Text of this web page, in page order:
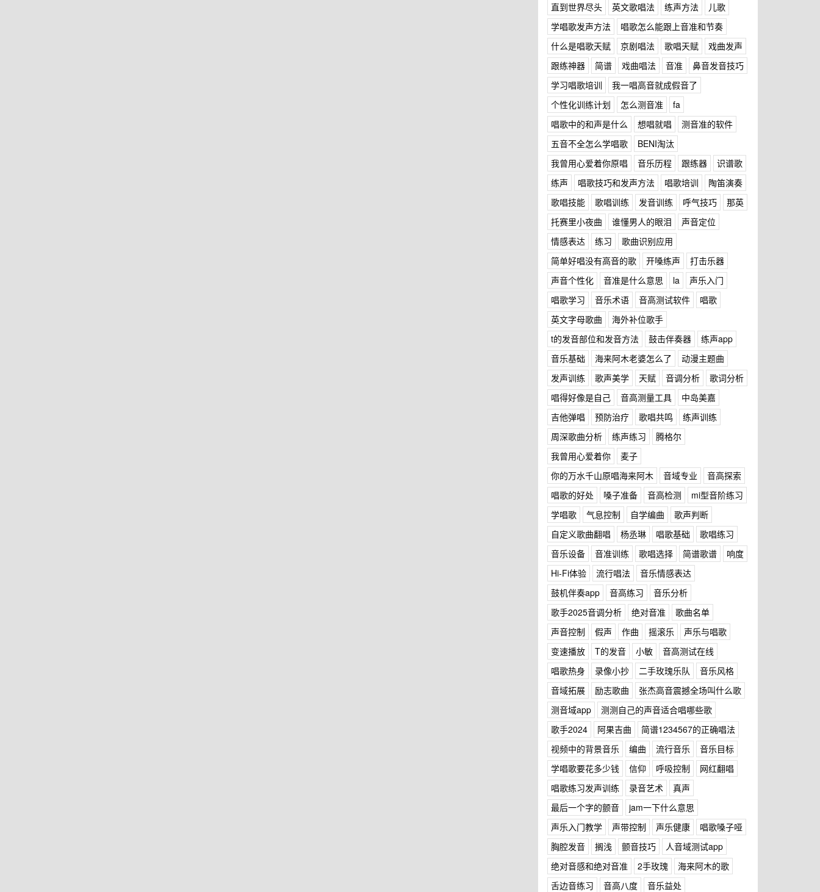
直到世界尽头
英文歌唱法 练声方法
儿歌
学唱歌发声方法
唱歌怎么能跟上音准和节奏
什么是唱歌天赋
京剧唱法 歌唱天赋
戏曲发声
跟练神器
简谱 戏曲唱法 音准
鼻音发音技巧
学习唱歌培训
我一唱高音就成假音了
个性化训练计划
怎么测音准
fa
唱歌中的和声是什么
想唱就唱
测音准的软件
五音不全怎么学唱歌
BENI淘汰
我曾用心爱着你原唱
音乐历程 跟练器
识谱歌
练声
唱歌技巧和发声方法 唱歌培训
陶笛演奏
歌唱技能
歌唱训练 发音训练 呼气技巧
那英
托赛里小夜曲
谁懂男人的眼泪
声音定位
情感表达
练习
歌曲识别应用
简单好唱没有高音的歌
开嗓练声
打击乐器
声音个性化
音准是什么意思 la
声乐入门
唱歌学习
音乐术语 音高测试软件
唱歌
英文字母歌曲
海外补位歌手
t的发音部位和发音方法
鼓击伴奏器
练声app
音乐基础
海来阿木老婆怎么了
动漫主题曲
发声训练
歌声美学 天赋 音调分析
歌词分析
唱得好像是自己
音高测量工具
中岛美嘉
吉他弹唱
预防治疗 歌唱共鸣
练声训练
周深歌曲分析
练声练习
腾格尔
我曾用心爱着你
麦子
你的万水千山原唱海来阿木
音域专业
音高探索
唱歌的好处
嗓子准备 音高检测
mi型音阶练习
学唱歌
气息控制 自学编曲
歌声判断
自定义歌曲翻唱
杨丞琳 唱歌基础
歌唱练习
音乐设备
音准训练 歌唱选择 简谱歌谱
响度
Hi-Fi体验
流行唱法
音乐情感表达
鼓机伴奏app
音高练习
音乐分析
歌手2025音调分析
绝对音准
歌曲名单
声音控制
假声 作曲 摇滚乐
声乐与唱歌
变速播放
T的发音 小敏
音高测试在线
唱歌热身
录像小抄 二手玫瑰乐队
音乐风格
音域拓展
励志歌曲
张杰高音震撼全场叫什么歌
测音域app
测测自己的声音适合唱哪些歌
歌手2024
阿果吉曲
简谱1234567的正确唱法
视频中的背景音乐
编曲 流行音乐
音乐目标
学唱歌要花多少钱
信仰 呼吸控制
网红翻唱
唱歌练习发声训练
录音艺术
真声
最后一个字的颤音
jam一下什么意思
声乐入门教学
声带控制 声乐健康
唱歌嗓子哑
胸腔发音
搁浅 颤音技巧
人音域测试app
绝对音感和绝对音准
2手玫瑰
海来阿木的歌
舌边音练习
音高八度 音乐益处